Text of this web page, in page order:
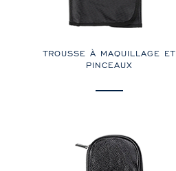
TROUSSE À MAQUILLAGE ET
PINCEAUX